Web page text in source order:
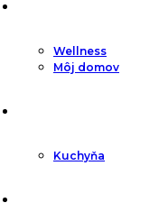
Wellness
Môj domov
Kuchyňa